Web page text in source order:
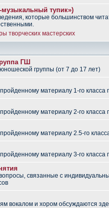
музыкальный тупик»)
которые большинством
творческих мастерских
ГШ
группы (от 7 до 17 лет)
материалу 1-го класса
материалу 2-го класса
материалу 2.5-го
материалу 3-го класса
связанные с
вокалом и хором обсуждаются